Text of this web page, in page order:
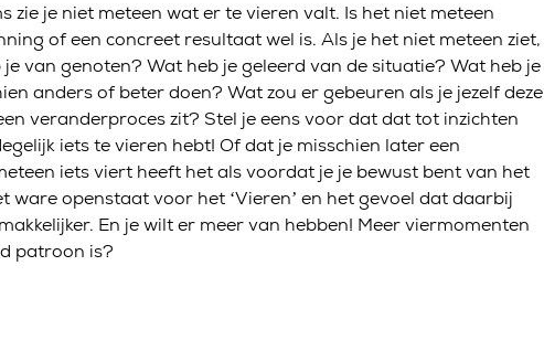
zie je niet meteen wat er te vieren valt. Is het niet meteen
of een concreet resultaat wel is. Als je het niet meteen ziet,
van genoten? Wat heb je geleerd van de situatie? Wat heb je
anders of beter doen? Wat zou er gebeuren als je jezelf deze
veranderproces zit? Stel je eens voor dat dat tot inzichten
iets te vieren hebt! Of dat je misschien later een
iets viert heeft het als voordat je je bewust bent van het
ware openstaat voor het ‘Vieren’ en het gevoel dat daarbij
En je wilt er meer van hebben! Meer viermomenten
patroon is?